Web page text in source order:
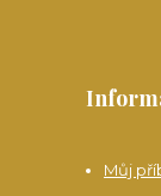
Můj